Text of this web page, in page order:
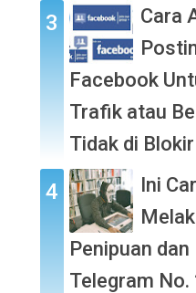
Cara
Facebook
Trafik atau
Tidak di Blokir
Ini
Penipuan
Telegram